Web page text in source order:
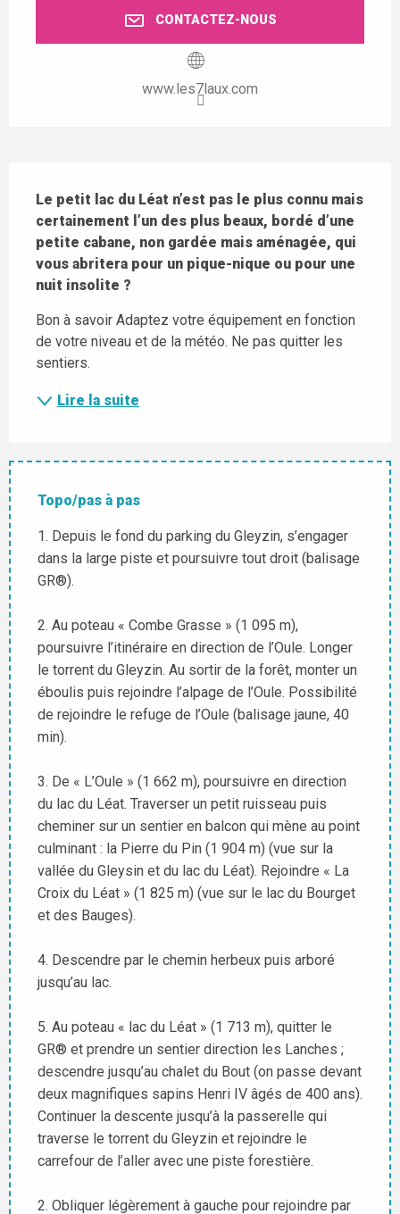
CONTACTEZ-NOUS
www.les7laux.com
Le petit lac du Léat n’est pas le plus connu mais
certainement l’un des plus beaux, bordé d’une
petite cabane, non gardée mais aménagée, qui
vous abritera pour un pique-nique ou pour une
nuit insolite ?
Bon à savoir Adaptez votre équipement en fonction
de votre niveau et de la météo. Ne pas quitter les
sentiers.
Lire la suite
Topo/pas à pas
1. Depuis le fond du parking du Gleyzin, s’engager
dans la large piste et poursuivre tout droit (balisage
GR®).
2. Au poteau « Combe Grasse » (1 095 m),
poursuivre l’itinéraire en direction de l’Oule. Longer
le torrent du Gleyzin. Au sortir de la forêt, monter un
éboulis puis rejoindre l’alpage de l’Oule. Possibilité
de rejoindre le refuge de l’Oule (balisage jaune, 40
min).
3. De « L’Oule » (1 662 m), poursuivre en direction
du lac du Léat. Traverser un petit ruisseau puis
cheminer sur un sentier en balcon qui mène au point
culminant : la Pierre du Pin (1 904 m) (vue sur la
vallée du Gleysin et du lac du Léat). Rejoindre « La
Croix du Léat » (1 825 m) (vue sur le lac du Bourget
et des Bauges).
4. Descendre par le chemin herbeux puis arboré
jusqu’au lac.
5. Au poteau « lac du Léat » (1 713 m), quitter le
GR® et prendre un sentier direction les Lanches ;
descendre jusqu’au chalet du Bout (on passe devant
deux magnifiques sapins Henri IV âgés de 400 ans).
Continuer la descente jusqu’à la passerelle qui
traverse le torrent du Gleyzin et rejoindre le
carrefour de l’aller avec une piste forestière.
2. Obliquer légèrement à gauche pour rejoindre par